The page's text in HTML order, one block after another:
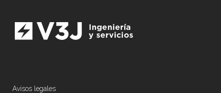
Avisos legales